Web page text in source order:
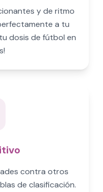
y de ritmo
a tu
dosis de fútbol en
contra otros
de clasificación.